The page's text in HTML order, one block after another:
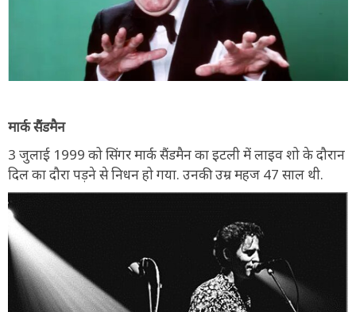
मार्क सैंडमैन
3 जुलाई 1999 को सिंगर मार्क सैंडमैन का इटली में लाइव शो के दौरान
दिल का दौरा पड़ने से निधन हो गया. उनकी उम्र महज 47 साल थी.